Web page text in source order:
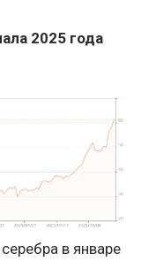
2025 года
в январе